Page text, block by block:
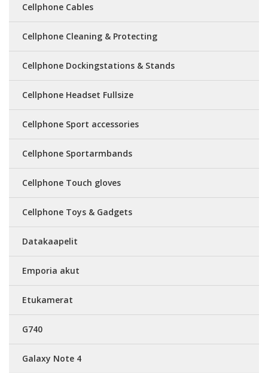
Cellphone Cables
Cellphone Cleaning & Protecting
Cellphone Dockingstations & Stands
Cellphone Headset Fullsize
Cellphone Sport accessories
Cellphone Sportarmbands
Cellphone Touch gloves
Cellphone Toys & Gadgets
Datakaapelit
Emporia akut
Etukamerat
G740
Galaxy Note 4